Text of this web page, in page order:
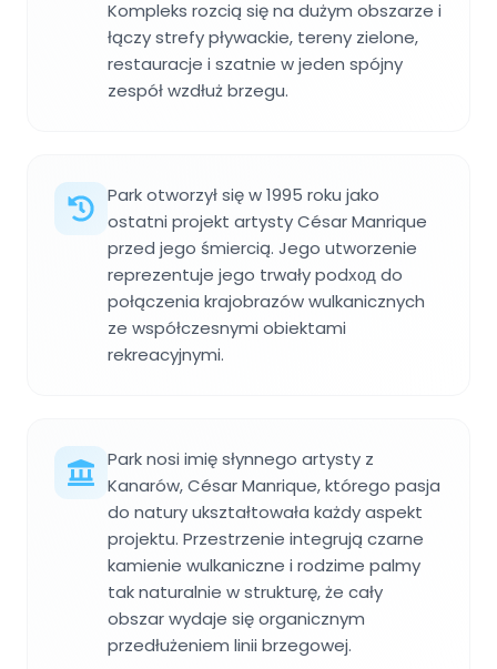
Kompleks rozcią się na dużym obszarze i
łączy strefy pływackie, tereny zielone,
restauracje i szatnie w jeden spójny
zespół wzdłuż brzegu.
Park otworzył się w 1995 roku jako
ostatni projekt artysty César Manrique
przed jego śmiercią. Jego utworzenie
reprezentuje jego trwały podход do
połączenia krajobrazów wulkanicznych
ze współczesnymi obiektami
rekreacyjnymi.
Park nosi imię słynnego artysty z
Kanarów, César Manrique, którego pasja
do natury ukształtowała każdy aspekt
projektu. Przestrzenie integrują czarne
kamienie wulkaniczne i rodzime palmy
tak naturalnie w strukturę, że cały
obszar wydaje się organicznym
przedłużeniem linii brzegowej.